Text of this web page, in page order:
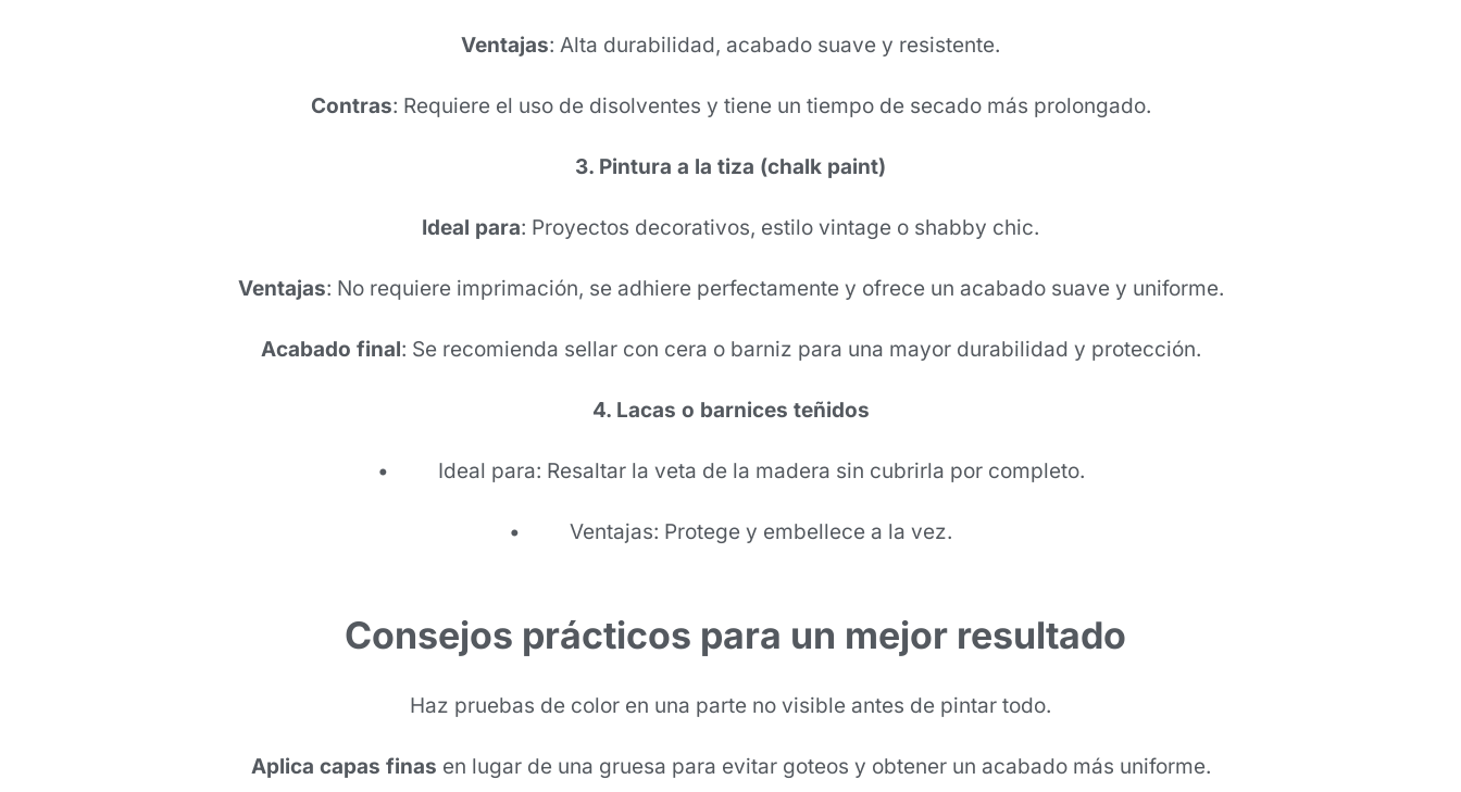
Ventajas: Alta durabilidad, acabado suave y resistente.
Contras: Requiere el uso de disolventes y tiene un tiempo de secado más prolongado.
3. Pintura a la tiza (chalk paint)
Ideal para: Proyectos decorativos, estilo vintage o shabby chic.
Ventajas: No requiere imprimación, se adhiere perfectamente y ofrece un acabado suave y uniforme.
Acabado final: Se recomienda sellar con cera o barniz para una mayor durabilidad y protección.
4. Lacas o barnices teñidos
• Ideal para: Resaltar la veta de la madera sin cubrirla por completo.
• Ventajas: Protege y embellece a la vez.
Consejos prácticos para un mejor resultado
Haz pruebas de color en una parte no visible antes de pintar todo.
Aplica capas finas en lugar de una gruesa para evitar goteos y obtener un acabado más uniforme.